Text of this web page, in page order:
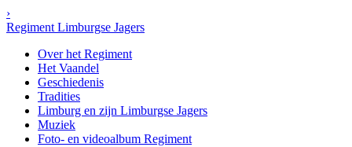
›
Regiment Limburgse Jagers
Over het Regiment
Het Vaandel
Geschiedenis
Tradities
Limburg en zijn Limburgse Jagers
Muziek
Foto- en videoalbum Regiment